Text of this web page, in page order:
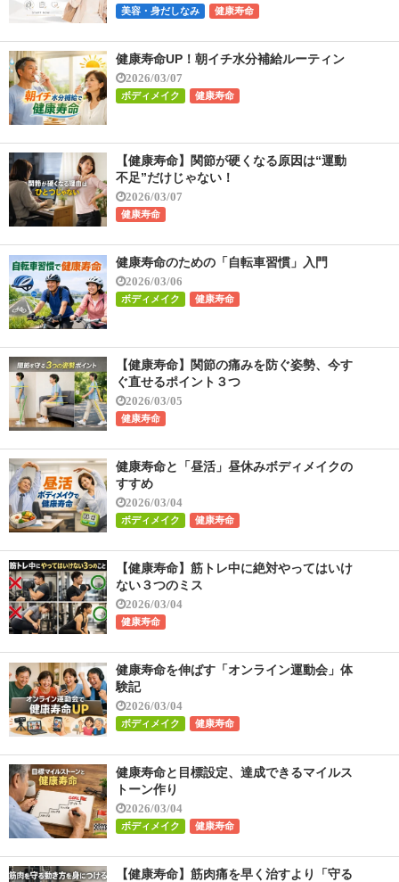
美容・身だしなみ 健康寿命
健康寿命UP！朝イチ水分補給ルーティン
2026/03/07
ボディメイク 健康寿命
【健康寿命】関節が硬くなる原因は“運動
不足”だけじゃない！
2026/03/07
健康寿命
健康寿命のための「自転車習慣」入門
2026/03/06
ボディメイク 健康寿命
【健康寿命】関節の痛みを防ぐ姿勢、今す
ぐ直せるポイント３つ
2026/03/05
健康寿命
健康寿命と「昼活」昼休みボディメイクの
すすめ
2026/03/04
ボディメイク 健康寿命
【健康寿命】筋トレ中に絶対やってはいけ
ない３つのミス
2026/03/04
健康寿命
健康寿命を伸ばす「オンライン運動会」体
験記
2026/03/04
ボディメイク 健康寿命
健康寿命と目標設定、達成できるマイルス
トーン作り
2026/03/04
ボディメイク 健康寿命
【健康寿命】筋肉痛を早く治すより「守る